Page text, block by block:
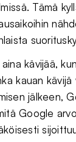
Tämä
kävijää,
kauan kävijä
jälkeen,
Google